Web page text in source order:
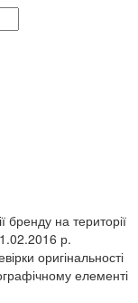
бренду на території
р.
оригінальності
елементі